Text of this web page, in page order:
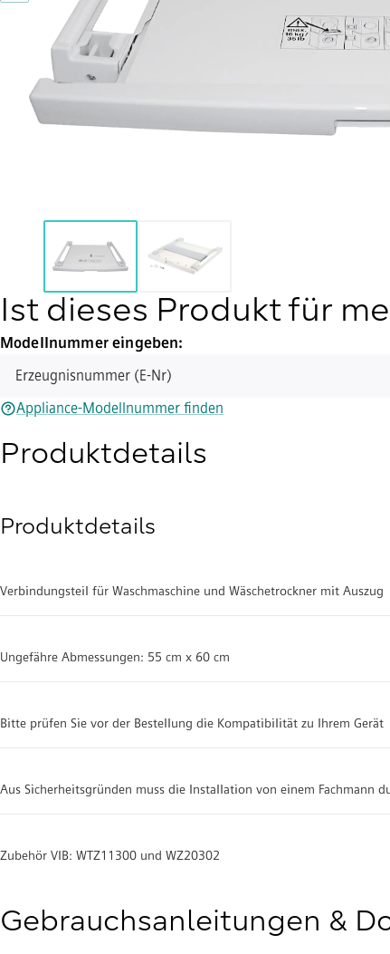
Ist dieses Produkt für
Modellnummer eingeben:
Erzeugnisnummer (E-Nr)
Appliance-Modellnummer finden
Produktdetails
Produktdetails
Verbindungsteil für Waschmaschine und Wäschetrockner mit Auszug
Ungefähre Abmessungen: 55 cm x 60 cm
Bitte prüfen Sie vor der Bestellung die Kompatibilität zu Ihrem Gerät
Aus Sicherheitsgründen muss die Installation von einem Fachmann
Zubehör VIB: WTZ11300 und WZ20302
Gebrauchsanleitungen &